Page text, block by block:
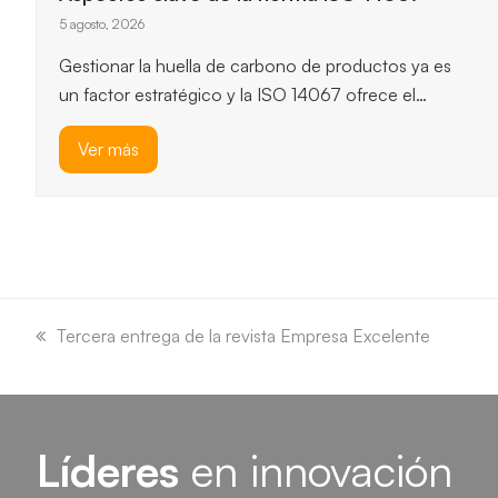
ISO 14064-1
ISO 14064-1 ofrece un marco robusto para
cuantificar y reportar emisiones de gases de efecto
invernadero, y permite…
previous
Tercera entrega de la revista Empresa Excelente
Líderes en innovación